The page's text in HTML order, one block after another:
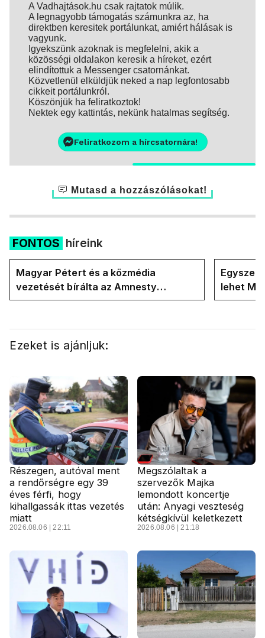
A Vadhajtások.hu csak rajtatok múlik.
A legnagyobb támogatás számunkra az, ha
direktben keresitek portálunkat, amiért hálásak is
vagyunk.
Igyekszünk azoknak is megfelelni, akik a
közösségi oldalakon keresik a híreket, ezért
elindítottuk a Messenger csatornánkat.
Közvetlenül elküldjük neked a nap legfontosabb
cikkeit portálunkról.
Köszönjük ha feliratkoztok!
Nektek egy kattintás, nekünk hatalmas segítség.
Feliratkozom a hírcsatornára!
Mutasd a hozzászólásokat!
FONTOS híreink
Magyar Pétert és a közmédia
vezetését bírálta az Amnesty
International a Klubrádióban
lehet
Ezeket is ajánljuk:
Részegen, autóval ment
a rendőrségre egy 39
éves férfi, hogy
kihallgassák ittas vezetés
miatt
2026.08.06 | 22:11
Megszólaltak a
szervezők Majka
lemondott koncertje
után: Anyagi veszteség
kétségkívül keletkezett
2026.08.06 | 21:18